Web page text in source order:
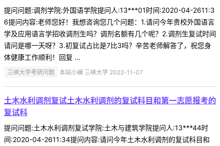
提问问题:调剂学院:外国语学院提问人:13***01时间:2020-04-2611:3
6提问内容:老师您好！我想咨询您几个问题：1.请问今年贵校外国语言
学及应用语言学招收调剂生吗？调剂名额有几个呢？2.调剂生复试时间
请问是哪一天呀？3.初复试占比是7比3吗？辛苦老师解答了，祝您身
体健康工作顺利！回复 ...
三峡大学考研问题 本站小编 三峡大学 2022-11-07
土木水利调剂复试土木水利调剂的复试科目和第一志愿报考的
复试科
提问问题:土木水利调剂复试学院:土木与建筑学院提问人:13***44时
间:2020-04-2611:34提问内容:请问今年土木水利调剂的复试科目和